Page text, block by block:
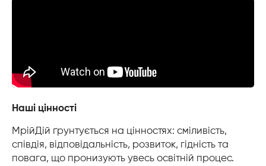
Наші цінності
МрійДій ґрунтується на цінностях: сміливість,
співдія, відповідальність, розвиток, гідність та
повага, що пронизують увесь освітній процес.